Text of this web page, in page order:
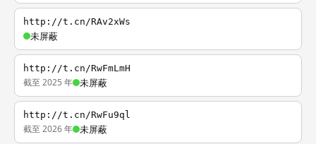
http://t.cn/RAv2xWs
未屏蔽
http://t.cn/RwFmLmH
截至 2025 年 未屏蔽
http://t.cn/RwFu9ql
截至 2026 年 未屏蔽